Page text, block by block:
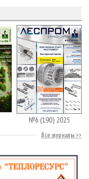
№6 (190) 2025
Все журналы